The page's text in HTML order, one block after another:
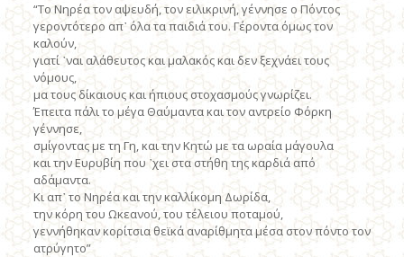
“Το Νηρέα τον αψευδή, τον ειλικρινή, γέννησε ο Πόντος
γεροντότερο απ᾽ όλα τα παιδιά του. Γέροντα όμως τον
καλούν,
γιατί ᾽ναι αλάθευτος και μαλακός και δεν ξεχνάει τους
νόμους,
μα τους δίκαιους και ήπιους στοχασμούς γνωρίζει.
Έπειτα πάλι το μέγα Θαύμαντα και τον αντρείο Φόρκη
γέννησε,
σμίγοντας με τη Γη, και την Κητώ με τα ωραία μάγουλα
και την Ευρυβίη που ᾽χει στα στήθη της καρδιά από
αδάμαντα.
Κι απ᾽ το Νηρέα και την καλλίκομη Δωρίδα,
την κόρη του Ωκεανού, του τέλειου ποταμού,
γεννήθηκαν κορίτσια θεϊκά αναρίθμητα μέσα στον πόντο τον
ατρύγητο”